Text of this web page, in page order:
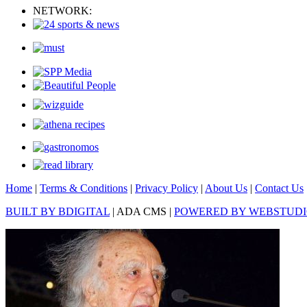
NETWORK:
Home | Terms & Conditions | Privacy Policy | About Us | Contact Us
BUILT BY BDIGITAL | ADA CMS | POWERED BY